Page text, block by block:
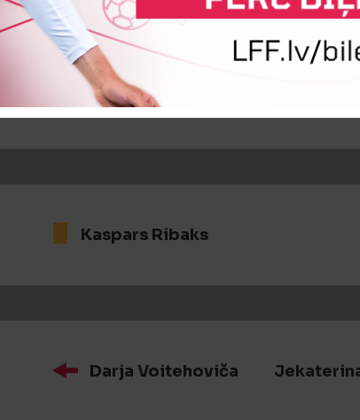
Ingūna Buldure
Kaspars Ribaks
Darja Voitehoviča